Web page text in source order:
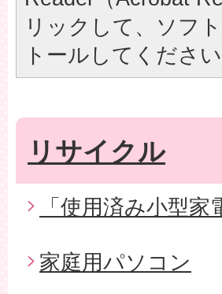
リックして、ソフ
トールしてください
リサイクル
「使用済み小型
家庭用パソコン